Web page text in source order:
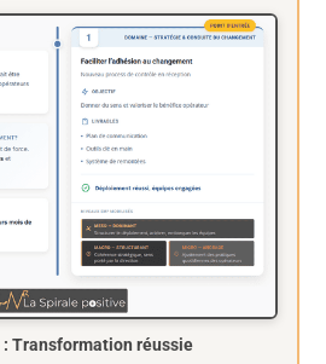
Transformation réussie